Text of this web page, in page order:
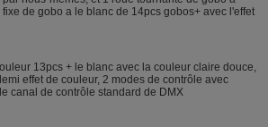
de gobo a le blanc de 14pcs gobos+ avec l'effet
13pcs + le blanc avec la couleur claire douce,
effet de couleur, 2 modes de contrôle avec
canal de contrôle standard de DMX